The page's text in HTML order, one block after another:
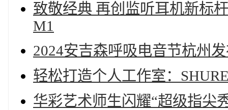
致敬经典 再创监听耳机新标
M1
2024安吉森呼吸电音节杭州
轻松打造个人工作室：
华彩艺术师生闪耀“超级指尖